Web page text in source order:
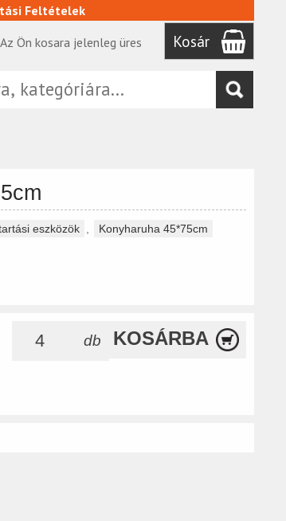
Feltételek
Az Ön kosara jelenleg üres
Kosár
eszközök Konyharuha 45*75cm
KOSÁRBA
db